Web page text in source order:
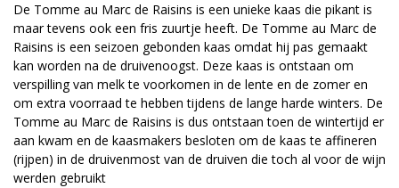
De Tomme au Marc de Raisins is een unieke kaas die pikant is
maar tevens ook een fris zuurtje heeft. De Tomme au Marc de
Raisins is een seizoen gebonden kaas omdat hij pas gemaakt
kan worden na de druivenoogst. Deze kaas is ontstaan om
verspilling van melk te voorkomen in de lente en de zomer en
om extra voorraad te hebben tijdens de lange harde winters. De
Tomme au Marc de Raisins is dus ontstaan toen de wintertijd er
aan kwam en de kaasmakers besloten om de kaas te affineren
(rijpen) in de druivenmost van de druiven die toch al voor de wijn
werden gebruikt